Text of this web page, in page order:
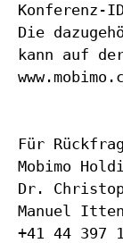
Konferenz-
Die
kann auf
Für
Mobimo
Dr.
Manuel
+41 44 397